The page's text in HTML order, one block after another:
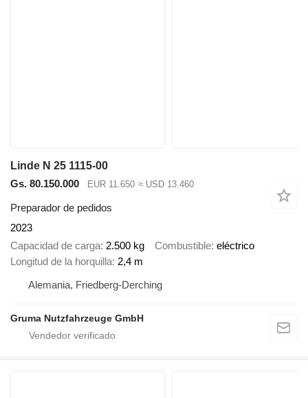
Linde N 25 1115-00
Gs. 80.150.000
EUR 11.650 ≈ USD 13.460
Preparador de pedidos
2023
Capacidad de carga 2.500 kg Combustible eléctrico
Longitud de la horquilla 2,4 m
Alemania, Friedberg-Derching
Gruma Nutzfahrzeuge GmbH